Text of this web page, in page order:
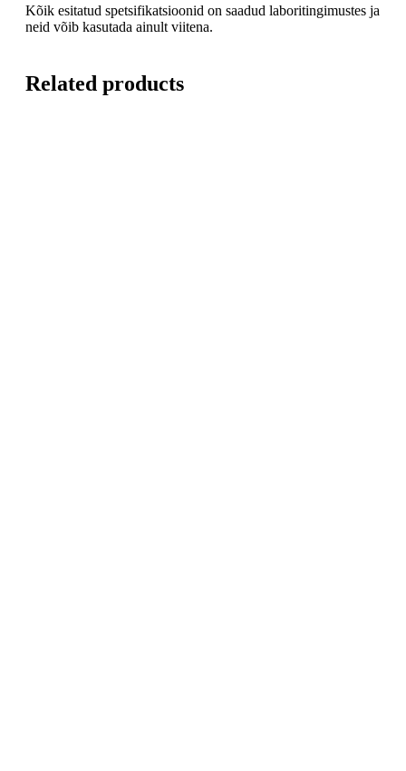
Kõik esitatud spetsifikatsioonid on saadud laboritingimustes ja
neid võib kasutada ainult viitena.
Related products